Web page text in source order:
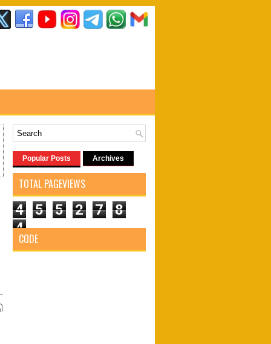
Popular Posts Archives
TOTAL PAGEVIEWS
4 5 5 2 7
8
4
CODE